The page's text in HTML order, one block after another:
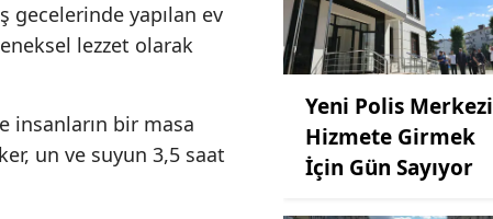
Bitlis
Burdur
Bursa
gecelerinde yapılan ev
lezzet olarak
insanların bir masa
un ve suyun 3,5 saat
Yeni Polis Merkezi
Hizmete Girmek
İçin Gün Sayıyor